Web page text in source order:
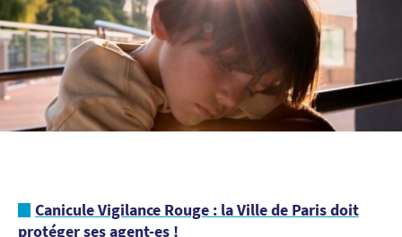
Canicule Vigilance Rouge : la Ville de Paris doit
protéger ses agent-es !